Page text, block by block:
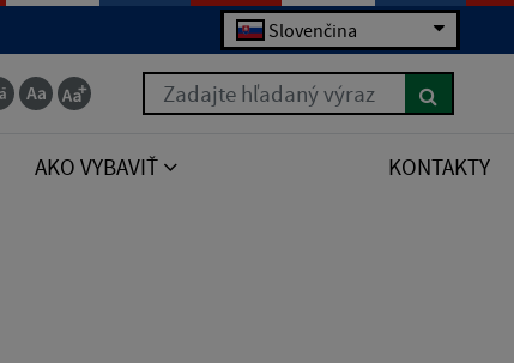
Slovenčina
Zadajte hľadaný výraz
AKO VYBAVIŤ KONTAKTY